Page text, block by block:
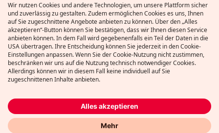
Teilnahme *
true
false
Anmeldung absenden
© 2025 Redcare Pharmacy. All rights reserved.
Privacy Policy Terms of Service Contact